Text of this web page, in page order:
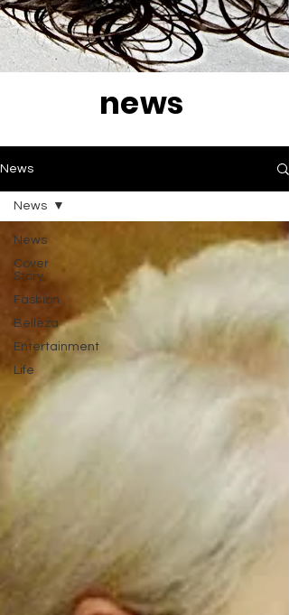
news
News
News
Cover
Story
Fashion
Belleza
Entertainment
Life
News